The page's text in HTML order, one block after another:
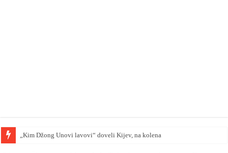
„Kim Džong Unovi lavovi“ doveli Kijev, na kolena — mape su otkriven